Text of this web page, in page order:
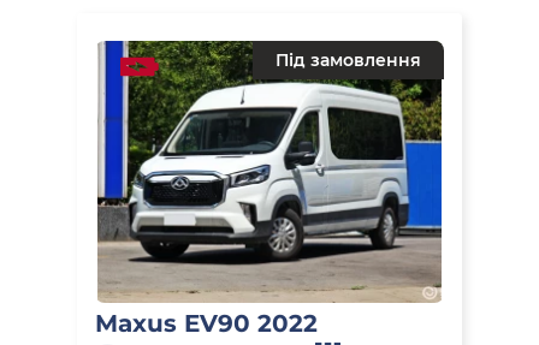
Під замовлення
Maxus EV90 2022